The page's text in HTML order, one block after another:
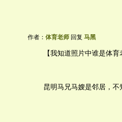
作者： 体育老师 回复 马黑
【我知道照片中谁是体育
昆明马兄马嫂是邻居，不